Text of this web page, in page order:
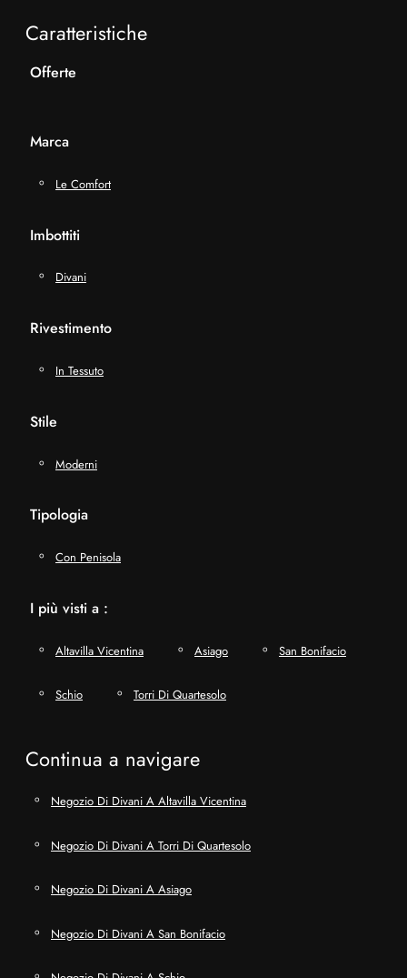
Caratteristiche
Offerte
Marca
Le Comfort
Imbottiti
Divani
Rivestimento
In Tessuto
Stile
Moderni
Tipologia
Con Penisola
I più visti a :
Altavilla Vicentina Asiago San Bonifacio
Schio Torri Di Quartesolo
Continua a navigare
Negozio Di Divani A Altavilla Vicentina
Negozio Di Divani A Torri Di Quartesolo
Negozio Di Divani A Asiago
Negozio Di Divani A San Bonifacio